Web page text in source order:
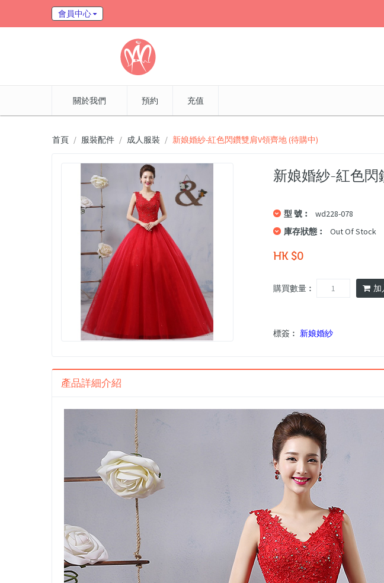
會員中心
關於我們 預約 充值
首頁 服裝配件 成人服裝 新娘婚紗-紅色閃鑽雙肩V領齊地 (待購中)
新娘婚紗-紅色閃
型 號︰
wd228-078
庫存狀態︰
Out Of Stock
HK $0
購買數量︰ 加
標簽︰ 新娘婚紗
產品詳細介紹